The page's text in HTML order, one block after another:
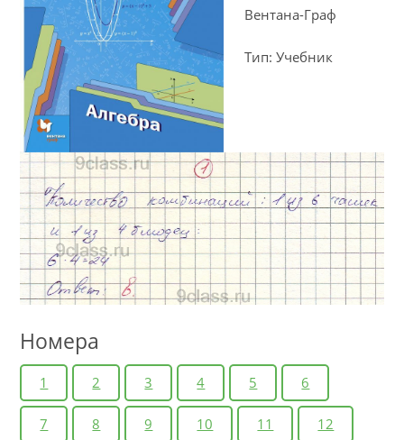
Вентана-Граф
Тип: Учебник
Номера
1 2 3 4 5 6
7 8 9 10 11 12